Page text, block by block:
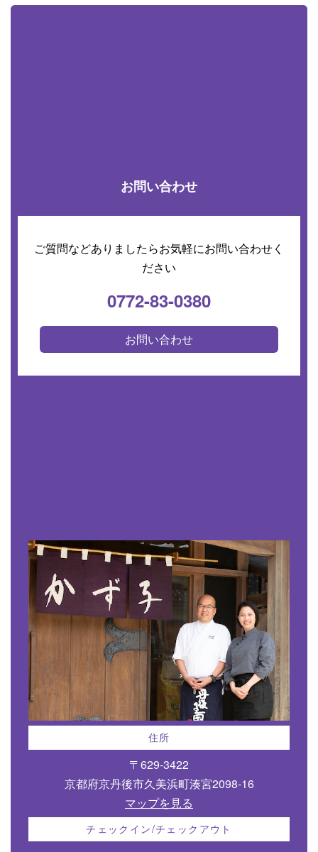
お問い合わせ
ご質問などありましたらお気軽にお問い合わせく
ださい
0772-83-0380
お問い合わせ
住所
〒629-3422
京都府京丹後市久美浜町湊宮2098-16
マップを見る
チェックイン/チェックアウト